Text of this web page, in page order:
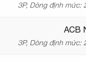
3P, Dòng định mức:
ACB
3P, Dòng định mức: